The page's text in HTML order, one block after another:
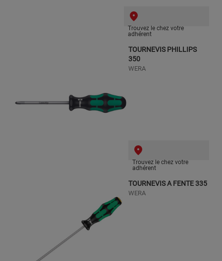
Trouvez le chez votre
adhérent
TOURNEVIS PHILLIPS
350
WERA
Trouvez le chez votre
adhérent
TOURNEVIS A FENTE 335
WERA